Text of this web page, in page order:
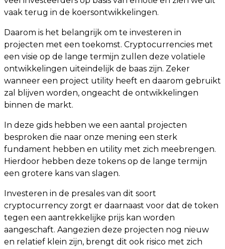
vaak terug in de koersontwikkelingen.
Daarom is het belangrijk om te investeren in
projecten met een toekomst. Cryptocurrencies met
een visie op de lange termijn zullen deze volatiele
ontwikkelingen uiteindelijk de baas zijn. Zeker
wanneer een project utility heeft en daarom gebruikt
zal blijven worden, ongeacht de ontwikkelingen
binnen de markt.
In deze gids hebben we een aantal projecten
besproken die naar onze mening een sterk
fundament hebben en utility met zich meebrengen.
Hierdoor hebben deze tokens op de lange termijn
een grotere kans van slagen.
Investeren in de presales van dit soort
cryptocurrency zorgt er daarnaast voor dat de token
tegen een aantrekkelijke prijs kan worden
aangeschaft. Aangezien deze projecten nog nieuw
en relatief klein zijn, brengt dit ook risico met zich